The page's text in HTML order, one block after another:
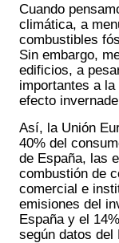
Cuando
climática, a
combustibles
Sin embargo,
edificios, a
importantes a
efecto
Así, la Unión
40% del
de España, las
combustión de
comercial e
emisiones del
España y el
según datos del